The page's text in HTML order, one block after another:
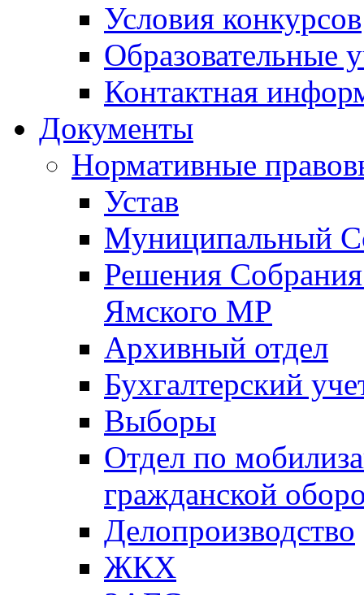
Условия конкурсов
Образовательные
Контактная
Документы
Нормативные
Устав
Муниципальный
Решения
Ямского МР
Архивный отдел
Бухгалтерский
Выборы
Отдел по
гражданской
Делопроизводство
ЖКХ